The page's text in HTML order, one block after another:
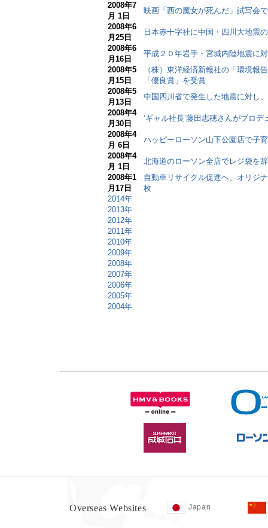
2008年7
月 1日
映画「西の魔女が死んだ」試写会
2008年6
月25日
日本赤十字社に中国・四川大地震
2008年6
月16日
平成２０年岩手・宮城内陸地震に
2008年5
月15日
（株）東洋経済新報社の「環境報
「優良賞」を受賞
2008年5
月13日
中国四川省で発生した地震に対し
2008年4
月30日
‘ギャル社長’藤田志穂さんがプロ
2008年4
月 6日
ハッピーローソン山下公園店で子
2008年4
月 1日
北海道のローソン全店でレジ袋を
2008年1
月17日
自動車リサイクル促進へ、オリジ
枚
2014年
2013年
2012年
2011年
2010年
2009年
2008年
2007年
2006年
2005年
2004年
Overseas Websites Japan